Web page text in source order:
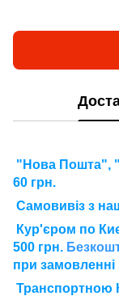
"Нова Пошта",
60 грн.
Самовивіз з
Кур'єром по
500 грн.
при замовленні
Транспортною